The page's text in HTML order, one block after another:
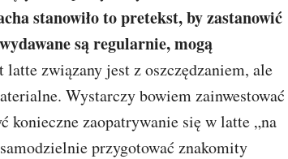
stanowiło to pretekst, by zastanowić
są regularnie, mogą
latte związany jest z oszczędzaniem, ale
Wystarczy bowiem zainwestować
konieczne zaopatrywanie się w latte „na
przygotować znakomity